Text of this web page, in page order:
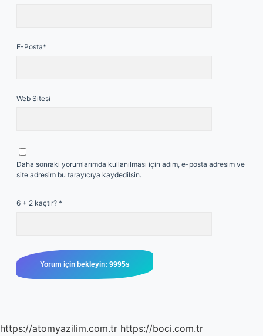
E-Posta*
Web Sitesi
Daha sonraki yorumlarımda kullanılması için adım, e-posta adresim ve
site adresim bu tarayıcıya kaydedilsin.
6 + 2 kaçtır? *
https://atomyazilim.com.tr https://boci.com.tr